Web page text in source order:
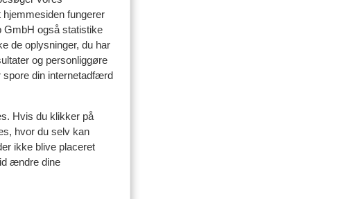
fungerer
GmbH også statistike
de oplysninger, du har
og personliggøre
spore din internetadfærd
Hvis du klikker på
hvor du selv kan
ikke blive placeret
ændre dine